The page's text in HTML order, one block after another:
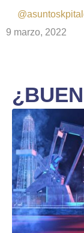
9 marzo, 2022